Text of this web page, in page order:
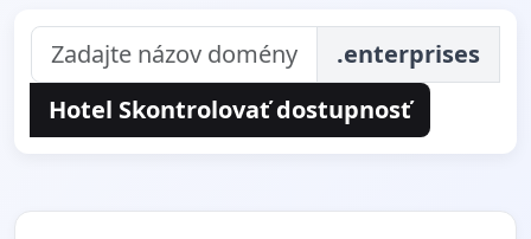
.enterprises
Hotel Skontrolovať dostupnosť